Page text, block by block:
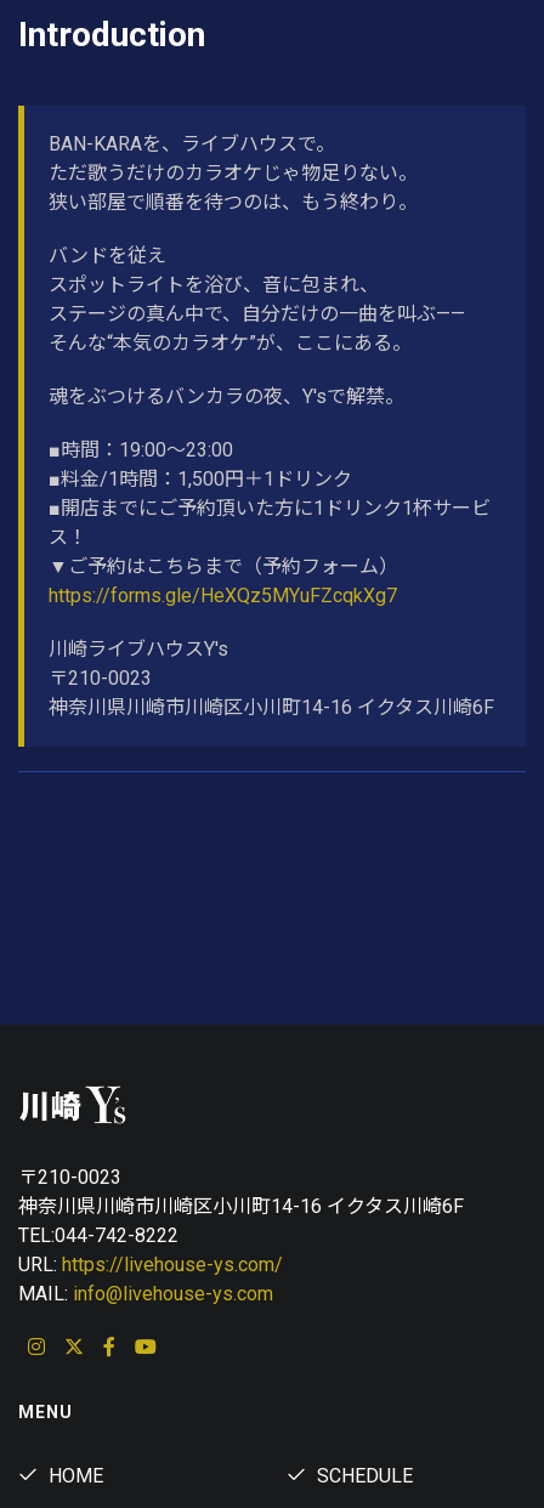
Introduction
BAN-KARAを、ライブハウスで。
ただ歌うだけのカラオケじゃ物足りない。
狭い部屋で順番を待つのは、もう終わり。
バンドを従え
スポットライトを浴び、音に包まれ、
ステージの真ん中で、自分だけの一曲を叫ぶ——
そんな“本気のカラオケ”が、ここにある。
魂をぶつけるバンカラの夜、Y'sで解禁。
■時間：19:00〜23:00
■料金/1時間：1,500円＋1ドリンク
■開店までにご予約頂いた方に1ドリンク1杯サービ
ス！
▼ご予約はこちらまで（予約フォーム）
https://forms.gle/HeXQz5MYuFZcqkXg7
川崎ライブハウスY's
〒210-0023
神奈川県川崎市川崎区小川町14-16 イクタス川崎6F
〒210-0023
神奈川県川崎市川崎区小川町14-16 イクタス川崎6F
TEL:044-742-8222
URL: https://livehouse-ys.com/
MAIL: info@livehouse-ys.com
MENU
HOME
SCHEDULE